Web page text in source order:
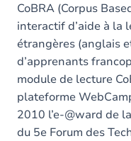
CoBRA (Corpus
interactif d’aide à la
étrangères (anglais
d’apprenants
module de lecture
plateforme
2010 l’e-@ward de
du 5e Forum des